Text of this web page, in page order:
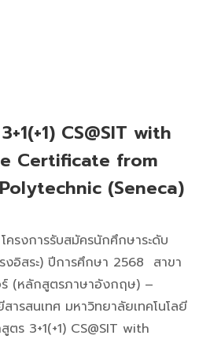
CS@SIT with
Certificate from
(Seneca)
ครงการรับสมัครนักศึกษาระดับ
อิสระ) ปีการศึกษา 2568 สาขา
ร์ (หลักสูตรภาษาอังกฤษ) –
ารสนเทศ มหาวิทยาลัยเทคโนโลยี
ร 3+1(+1) CS@SIT with